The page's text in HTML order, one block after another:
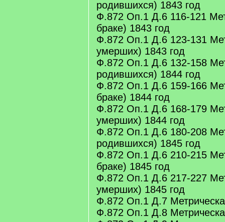
родившихся) 1843 год
Ф.872 Оп.1 Д.6 116-121
браке) 1843 год
Ф.872 Оп.1 Д.6 123-131
умерших) 1843 год
Ф.872 Оп.1 Д.6 132-158
родившихся) 1844 год
Ф.872 Оп.1 Д.6 159-166
браке) 1844 год
Ф.872 Оп.1 Д.6 168-179
умерших) 1844 год
Ф.872 Оп.1 Д.6 180-208
родившихся) 1845 год
Ф.872 Оп.1 Д.6 210-215
браке) 1845 год
Ф.872 Оп.1 Д.6 217-227
умерших) 1845 год
Ф.872 Оп.1 Д.7
Ф.872 Оп.1 Д.8